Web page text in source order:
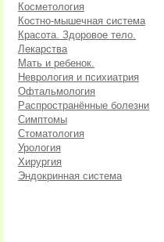
Косметология
Костно-мышечная система
Красота. Здоровое тело.
Лекарства
Мать и ребенок.
Неврология и психиатрия
Офтальмология
Распространённые болезни
Симптомы
Стоматология
Урология
Хирургия
Эндокринная система